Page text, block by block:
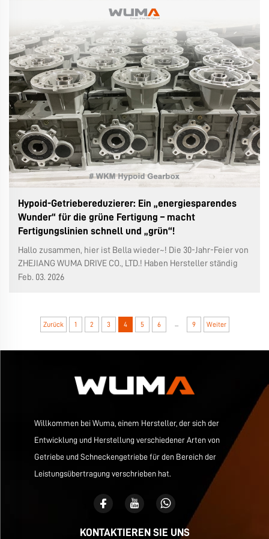
Hypoid-Getriebereduzierer: Ein „energiesparendes
Wunder“ für die grüne Fertigung – macht
Fertigungslinien schnell und „grün“!
Hallo zusammen, hier ist Bella wieder~! Die 30-Jahr-Feier von
ZHEJIANG WUMA DRIVE CO., LTD.! Haben Hersteller ständig
mit dem Dilemma zu kämpfen, Aufträge zu erfüllen,
Feb. 03. 2026
Zurück 1 2 3 4 5 6 9 Weiter
Willkommen bei Wuma, einem Hersteller, der sich der
Entwicklung und Herstellung verschiedener Arten von
Getriebe und Schneckengetriebe für den Bereich der
Leistungsübertragung verschrieben hat.
KONTAKTIEREN SIE UNS